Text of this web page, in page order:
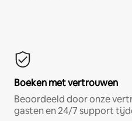
Boeken met vertrouwen
Beoordeeld door onze
gasten en 24/7 support